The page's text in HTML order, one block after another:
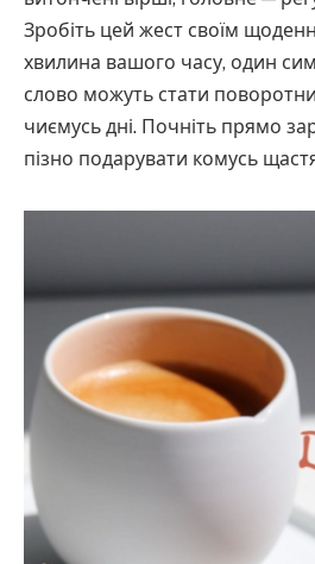
Зробіть цей жест своїм
хвилина вашого часу, один
слово можуть стати
чиємусь дні. Почніть прямо
пізно подарувати комусь